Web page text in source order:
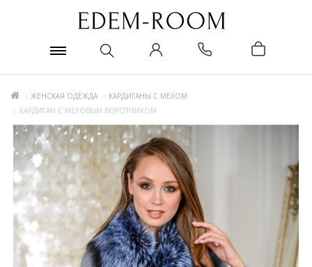
ЖЕНСКАЯ ОДЕЖДА
КАРДИГАНЫ С МЕХОМ
КАРДИГАН С МЕХОВЫМ ВОРОТНИКОМ